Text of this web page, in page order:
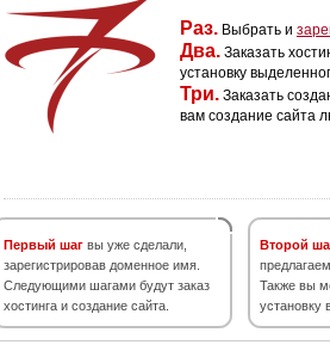
Раз. Выбрать и
Два. Заказать
установку
Три. Заказать
вам создание сайта
Первый шаг вы уже сделали,
зарегистрировав доменное имя.
Следующими шагами будут заказ
хостинга и создание сайта.
Второй
Также вы
установку